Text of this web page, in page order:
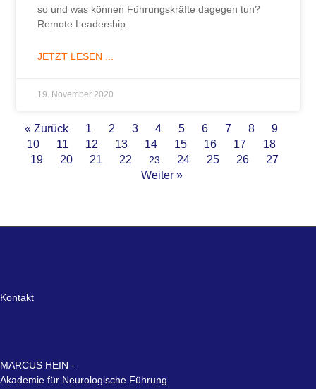
so und was können Führungskräfte dagegen tun?
Remote Leadership.
JETZT LESEN ...
19. November 2020
« Zurück 1 2 3 4 5 6 7 8
9
10
11 12 13 14 15 16 17
18
19
20 21 22 23 24 25 26
27
Weiter »
Kontakt
MARCUS HEIN -
Akademie für Neurologische Führung